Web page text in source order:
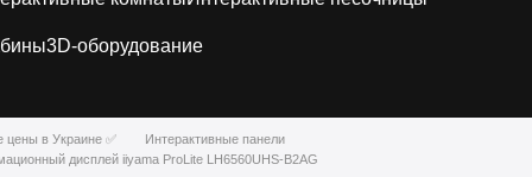
3D-оборудование
цены в Украине ✅
Интерактивные панели
дисплей iiyama ProLite LH6560UHS-B2AG